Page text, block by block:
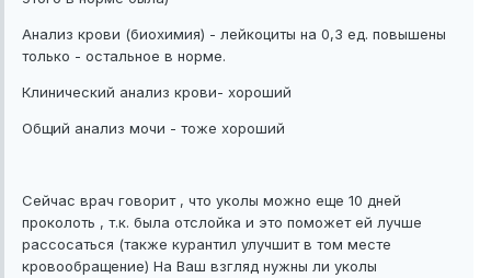
Анализ крови (биохимия) - лейкоциты на 0,3 ед. повышены
только - остальное в норме.
Клинический анализ крови- хороший
Общий анализ мочи - тоже хороший
Сейчас врач говорит , что уколы можно еще 10 дней
проколоть , т.к. была отслойка и это поможет ей лучше
рассосаться (также курантил улучшит в том месте
кровообращение) На Ваш взгляд нужны ли уколы